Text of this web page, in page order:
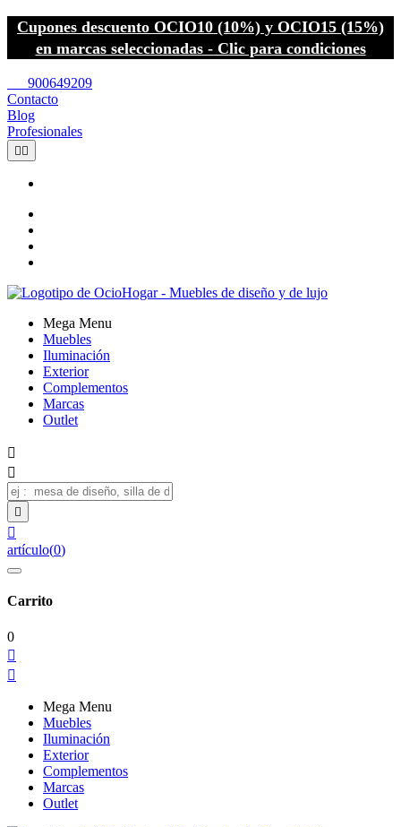
Cupones descuento OCIO10 (10%) y OCIO15 (15%)
en marcas seleccionadas - Clic para condiciones
900649209
Contacto
Blog
Profesionales
 
Mega Menu
Muebles
Iluminación
Exterior
Complementos
Marcas
Outlet




artículo(0)
Carrito
0


Mega Menu
Muebles
Iluminación
Exterior
Complementos
Marcas
Outlet